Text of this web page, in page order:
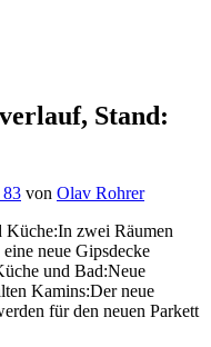
Stand:
83 von Olav Rohrer
Küche:In zwei Räumen
neue Gipsdecke
und Bad:Neue
Kamins:Der neue
für den neuen Parkett